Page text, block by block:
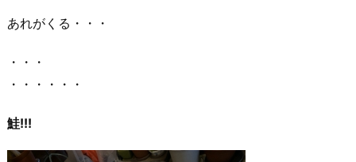
あれがくる・・・
・・・
・・・・・・
鮭!!!